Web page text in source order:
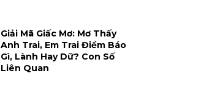
Giải Mã Giấc Mơ: Mơ Thấy
Anh Trai, Em Trai Điềm Báo
Gì, Lành Hay Dữ? Con Số
Liên Quan